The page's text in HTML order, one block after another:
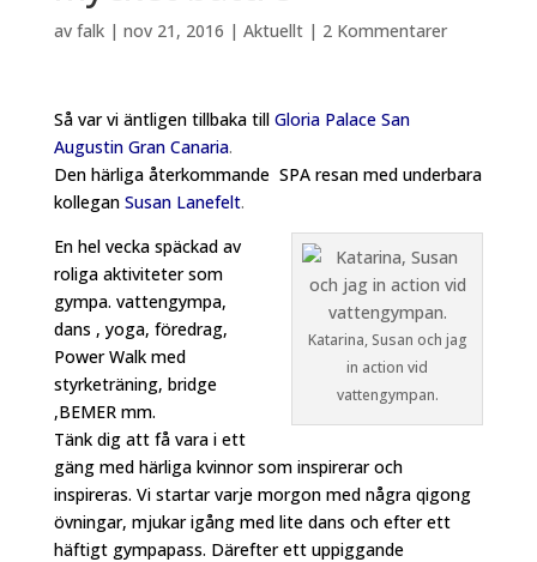
av falk| nov 21, 2016 | Aktuellt| 2 Kommentarer
Så var vi äntligen tillbaka till Gloria Palace San
Augustin Gran Canaria.
Den härliga återkommande SPA resan med underbara
kollegan Susan Lanefelt.
Katarina, Susan och jag
in action vid
vattengympan.
En hel vecka späckad av
roliga aktiviteter som
gympa. vattengympa,
dans , yoga, föredrag,
Power Walk med
styrketräning, bridge
,BEMER mm.
Tänk dig att få vara i ett
gäng med härliga kvinnor som inspirerar och
inspireras. Vi startar varje morgon med några qigong
övningar, mjukar igång med lite dans och efter ett
häftigt gympapass. Därefter ett uppiggande